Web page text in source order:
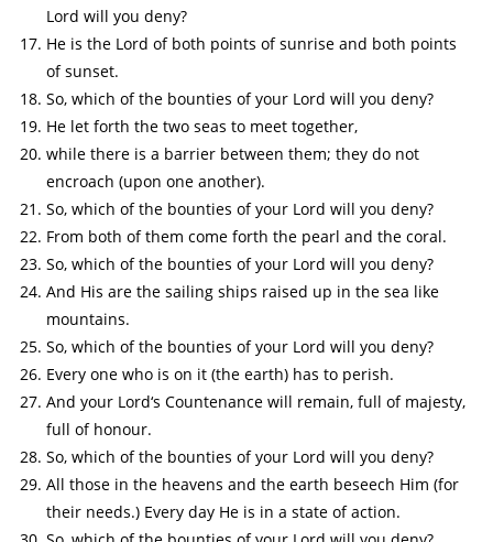
Lord will you deny?
He is the Lord of both points of sunrise and both points
of sunset.
So, which of the bounties of your Lord will you deny?
He let forth the two seas to meet together,
while there is a barrier between them; they do not
encroach (upon one another).
So, which of the bounties of your Lord will you deny?
From both of them come forth the pearl and the coral.
So, which of the bounties of your Lord will you deny?
And His are the sailing ships raised up in the sea like
mountains.
So, which of the bounties of your Lord will you deny?
Every one who is on it (the earth) has to perish.
And your Lord‘s Countenance will remain, full of majesty,
full of honour.
So, which of the bounties of your Lord will you deny?
All those in the heavens and the earth beseech Him (for
their needs.) Every day He is in a state of action.